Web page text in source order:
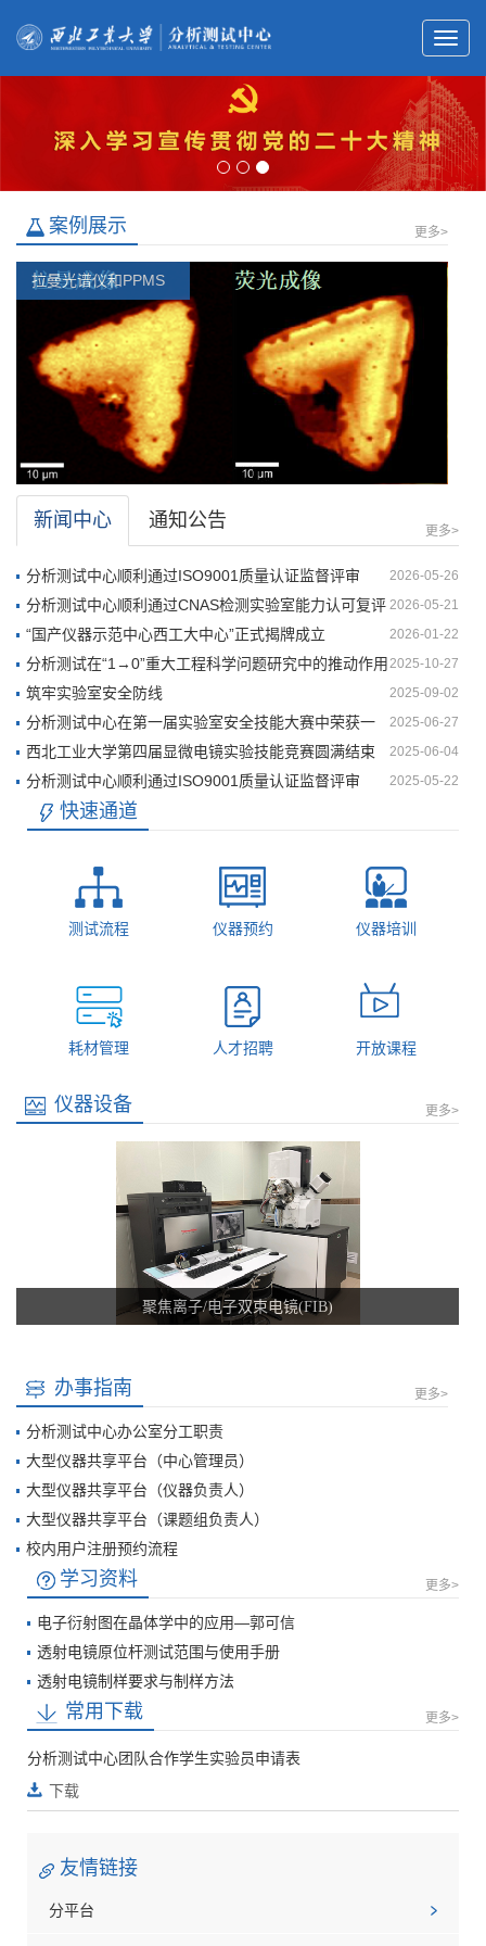
案例展示 更多>
拉曼光谱仪和PPMS
新闻中心 通知公告 更多>
2026-05-26
分析测试中心顺利通过ISO9001质量认证监督评审
2026-05-21
分析测试中心顺利通过CNAS检测实验室能力认可复评
2026-01-22
​“国产仪器示范中心西工大中心”正式揭牌成立
2025-10-27
分析测试在“1→0”重大工程科学问题研究中的推动作用
2025-09-02
筑牢实验室安全防线
2025-06-27
分析测试中心在第一届实验室安全技能大赛中荣获一
2025-06-04
西北工业大学第四届显微电镜实验技能竞赛圆满结束
2025-05-22
分析测试中心顺利通过ISO9001质量认证监督评审
快速通道
测试流程 仪器预约 仪器培训
耗材管理 人才招聘 开放课程
仪器设备 更多>
聚焦离子/电子双束电镜(FIB)
品牌：FEI 型号：Helios G4 CX 简介：Helios G4 CX聚焦离子/电子双
束电镜将超高分辨率场发射电子镜筒和高精度的聚焦离子镜筒结合在
一起，可对材料进行微纳米表征、微纳加工和TEM样品定点制备等。
办事指南 更多>
分析测试中心办公室分工职责
大型仪器共享平台（中心管理员）
​大型仪器共享平台（仪器负责人）
大型仪器共享平台（课题组负责人）
校内用户注册预约流程
学习资料 更多>
电子衍射图在晶体学中的应用—郭可信
透射电镜原位杆测试范围与使用手册
透射电镜制样要求与制样方法
常用下载 更多>
​分析测试中心团队合作学生实验员申请表
下载
友情链接
分平台